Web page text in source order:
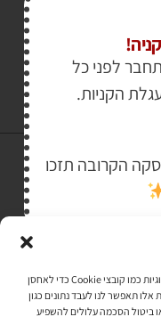
כדי לספק חוויית משתמש מיטבית, אנו משתמשים בטכנולוגיות כמו קובצי Cookie כדי לאחסן
תאפשר לנו לעבד נתונים כגון
ביטול הסכמה עלולים להשפיע
לפני כל
הקרובה תזכו